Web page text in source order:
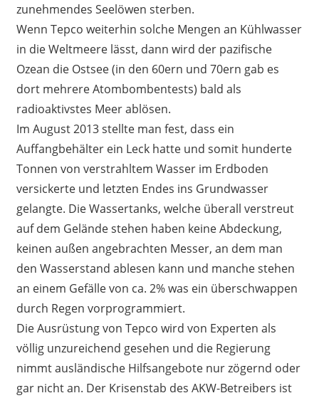
zunehmendes Seelöwen sterben.
Wenn Tepco weiterhin solche Mengen an Kühlwasser
in die Weltmeere lässt, dann wird der pazifische
Ozean die Ostsee (in den 60ern und 70ern gab es
dort mehrere Atombombentests) bald als
radioaktivstes Meer ablösen.
Im August 2013 stellte man fest, dass ein
Auffangbehälter ein Leck hatte und somit hunderte
Tonnen von verstrahltem Wasser im Erdboden
versickerte und letzten Endes ins Grundwasser
gelangte. Die Wassertanks, welche überall verstreut
auf dem Gelände stehen haben keine Abdeckung,
keinen außen angebrachten Messer, an dem man
den Wasserstand ablesen kann und manche stehen
an einem Gefälle von ca. 2% was ein überschwappen
durch Regen vorprogrammiert.
Die Ausrüstung von Tepco wird von Experten als
völlig unzureichend gesehen und die Regierung
nimmt ausländische Hilfsangebote nur zögernd oder
gar nicht an. Der Krisenstab des AKW-Betreibers ist